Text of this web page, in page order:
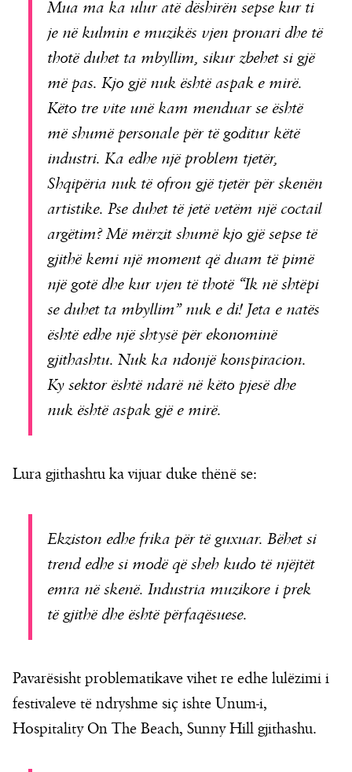
Mua ma ka ulur atë dëshirën sepse kur ti
je në kulmin e muzikës vjen pronari dhe të
thotë duhet ta mbyllim, sikur zbehet si gjë
më pas. Kjo gjë nuk është aspak e mirë.
Këto tre vite unë kam menduar se është
më shumë personale për të goditur këtë
industri. Ka edhe një problem tjetër,
Shqipëria nuk të ofron gjë tjetër për skenën
artistike. Pse duhet të jetë vetëm një coctail
argëtim? Më mërzit shumë kjo gjë sepse të
gjithë kemi një moment që duam të pimë
një gotë dhe kur vjen të thotë “Ik në shtëpi
se duhet ta mbyllim” nuk e di! Jeta e natës
është edhe një shtysë për ekonominë
gjithashtu. Nuk ka ndonjë konspiracion.
Ky sektor është ndarë në këto pjesë dhe
nuk është aspak gjë e mirë.
Lura gjithashtu ka vijuar duke thënë se:
Ekziston edhe frika për të guxuar. Bëhet si
trend edhe si modë që sheh kudo të njëjtët
emra në skenë. Industria muzikore i prek
të gjithë dhe është përfaqësuese.
Pavarësisht problematikave vihet re edhe lulëzimi i
festivaleve të ndryshme siç ishte Unum-i,
Hospitality On The Beach, Sunny Hill gjithashu.